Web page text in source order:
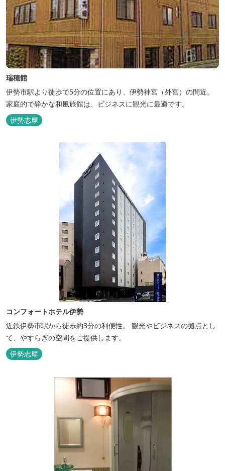
瑞穂館
伊勢市駅より徒歩で5分の位置にあり、伊勢神宮（外宮）の間近。
家庭的で静かな和風旅館は、ビジネスに観光に最適です。
伊勢志摩
コンフォートホテル伊勢
近鉄伊勢市駅から徒歩約3分の利便性。 観光やビジネスの拠点とし
て、やすらぎの空間をご提供します。
伊勢志摩